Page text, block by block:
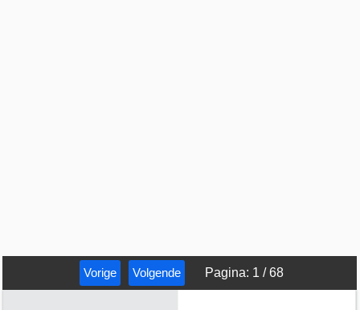
Vorige Volgende Pagina: 1 /68